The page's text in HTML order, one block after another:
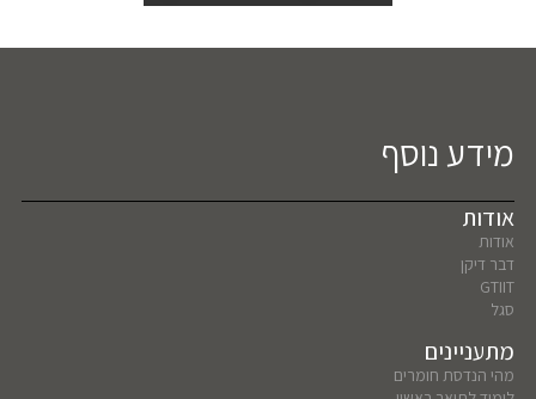
מידע נוסף
אודות
אודות
דבר דיקן
GTIIT
סגל
מתעניינים
מהי הנדסת חומרים